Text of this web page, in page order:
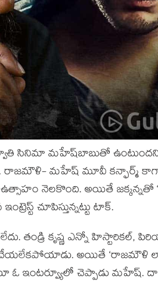
సినిమా మహేష్‌బాబుతో ఉంటుందని
రాజమౌళి- మహేష్ మూవీ కన్ఫార్మ్
నెలకొంది. అయితే జక్కన్నతో
చూపిస్తున్నట్టు టాక్.
తండ్రి కృష్ణ ఎన్నో హిస్టారికల్,
అయితే ‘రాజమౌళి
ఓ ఇంటర్వ్యూలో చెప్పాడు మహేష్.